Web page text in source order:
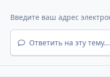
Ответить на эту тему...